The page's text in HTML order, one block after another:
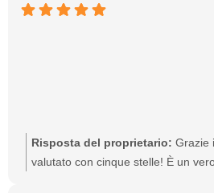
Risposta del proprietario: Grazie
valutato con cinque stelle! È un